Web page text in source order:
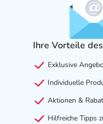
Ihre Vorteile
Exklusive
Individuelle
Aktionen &
Hilfreiche Tipps